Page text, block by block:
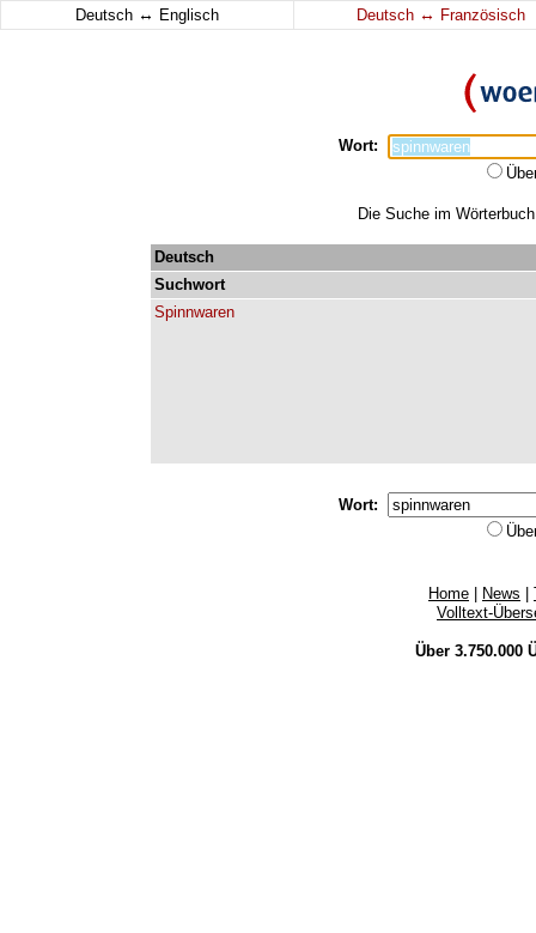
Deutsch ↔ Englisch Deutsch ↔ Französisch
Wort:
Die Suche im
Deutsch
Suchwort
Spinnwaren
Wort:
Home News
Volltext-
Über 3.750.000